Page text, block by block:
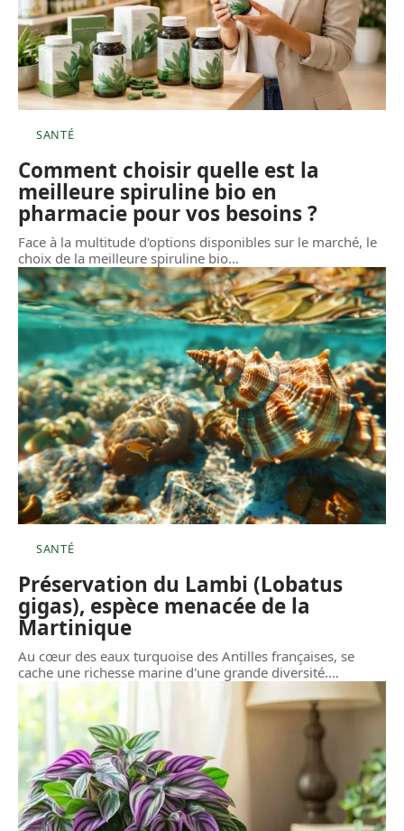
SANTÉ
Comment choisir quelle est la
meilleure spiruline bio en
pharmacie pour vos besoins ?
Face à la multitude d'options disponibles sur le marché, le
choix de la meilleure spiruline bio…
SANTÉ
Préservation du Lambi (Lobatus
gigas), espèce menacée de la
Martinique
Au cœur des eaux turquoise des Antilles françaises, se
cache une richesse marine d'une grande diversité.…